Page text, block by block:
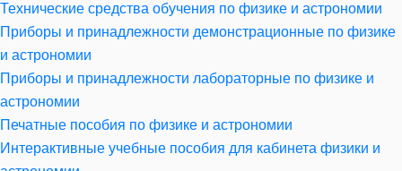
Технические средства обучения по физике и астрономии
Приборы и принадлежности демонстрационные по физике
и астрономии
Приборы и принадлежности лабораторные по физике и
астрономии
Печатные пособия по физике и астрономии
Интерактивные учебные пособия для кабинета физики и